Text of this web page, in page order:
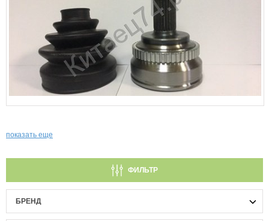
показать еще
ФИЛЬТР
БРЕНД